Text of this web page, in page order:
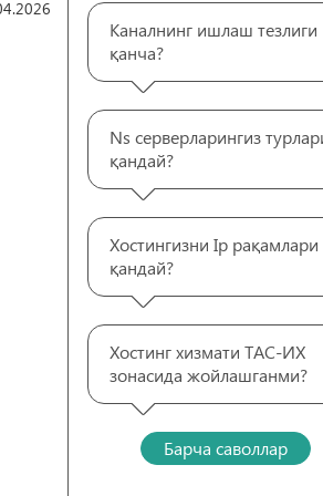
Каналнинг ишлаш тезлиги
қанча?
Ns серверларингиз
қандай?
Хостингизни Ip рақамлари
қандай?
Хостинг хизмати ТАС-ИХ
зонасида жойлашганми?
Барча саволлар